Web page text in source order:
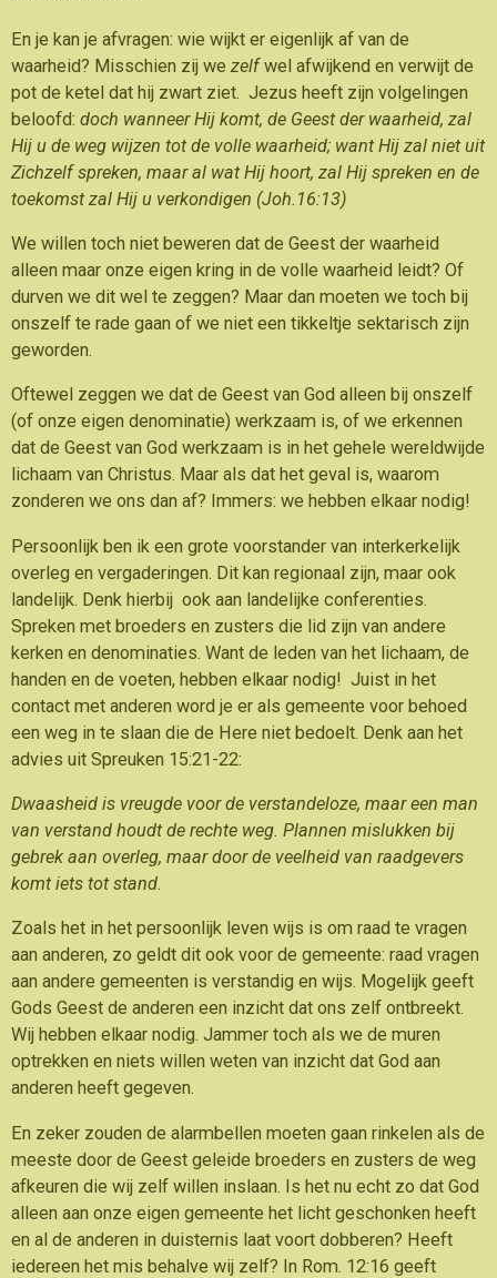
En je kan je afvragen: wie wijkt er eigenlijk af van de
waarheid? Misschien zij we zelfwel afwijkend en verwijt de
pot de ketel dat hij zwart ziet. Jezus heeft zijn volgelingen
beloofd: doch wanneer Hij komt, de Geest der waarheid, zal
Hij u de weg wijzen tot de volle waarheid; want Hij zal niet uit
Zichzelf spreken, maar al watHij hoort, zal Hij spreken en de
toekomst zal Hij u verkondigen (Joh.16:13)
We willen toch niet beweren dat de Geest der waarheid
alleen maar onze eigen kring in de volle waarheid leidt? Of
durven we dit wel te zeggen? Maar dan moeten we toch bij
onszelf te rade gaan of we niet een tikkeltje sektarisch zijn
geworden.
Oftewel zeggen we dat de Geest van God alleen bij onszelf
(of onze eigen denominatie) werkzaam is, of we erkennen
dat de Geest van God werkzaam is in het gehele wereldwijde
lichaam van Christus. Maar als dat het geval is, waarom
zonderen we ons dan af? Immers: we hebben elkaar nodig!
Persoonlijk ben ik een grote voorstander van interkerkelijk
overleg en vergaderingen. Dit kan regionaal zijn, maar ook
landelijk. Denk hierbij ook aan landelijke conferenties.
Spreken met broeders en zusters die lid zijn van andere
kerken en denominaties. Want de leden van het lichaam, de
handen en de voeten, hebben elkaar nodig! Juist in het
contact met anderen word je er als gemeente voor behoed
een weg in te slaan die de Here niet bedoelt. Denk aan het
advies uit Spreuken 15:21-22:
Dwaasheid is vreugde voor de verstandeloze, maar een man
van verstand houdt de rechte weg. Plannen mislukken bij
gebrek aan overleg, maar door de veelheid van raadgevers
komt iets tot stand.
Zoals het in het persoonlijk leven wijs is om raad te vragen
aan anderen, zo geldt dit ook voor de gemeente: raad vragen
aan andere gemeenten is verstandig en wijs. Mogelijk geeft
Gods Geest de anderen een inzicht dat ons zelf ontbreekt.
Wij hebben elkaar nodig. Jammer toch als we de muren
optrekken en niets willen weten van inzicht dat God aan
anderen heeft gegeven.
En zeker zouden de alarmbellen moeten gaan rinkelen als de
meeste door de Geest geleide broeders en zusters de weg
afkeuren die wij zelf willen inslaan. Is het nu echt zo dat God
alleen aan onze eigen gemeente het licht geschonken heeft
en al de anderen in duisternis laat voort dobberen? Heeft
iedereen het mis behalve wij zelf? In Rom. 12:16 geeft